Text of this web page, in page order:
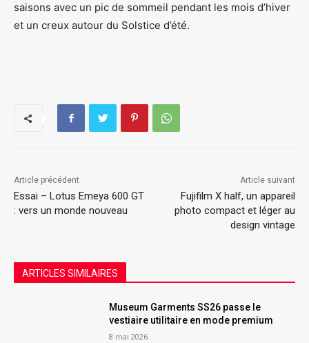
saisons avec un pic de sommeil pendant les mois d’hiver
et un creux autour du Solstice d’été.
Article précédent
Essai – Lotus Emeya 600 GT
: vers un monde nouveau
Article suivant
Fujifilm X half, un appareil
photo compact et léger au
design vintage
ARTICLES SIMILAIRES
Museum Garments SS26 passe le
vestiaire utilitaire en mode premium
8 mai 2026